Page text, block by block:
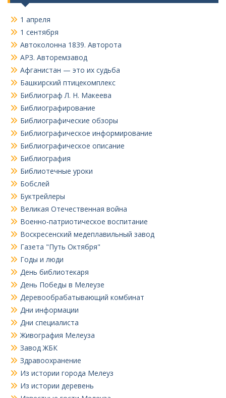
1 апреля
1 сентября
Автоколонна 1839. Авторота
АРЗ. Авторемзавод
Афганистан — это их судьба
Башкирский птицекомплекс
Библиограф Л. Н. Макеева
Библиографирование
Библиографические обзоры
Библиографическое информирование
Библиографическое описание
Библиография
Библиотечные уроки
Бобслей
Буктрейлеры
Великая Отечественная война
Военно-патриотическое воспитание
Воскресенский медеплавильный завод
Газета "Путь Октября"
Годы и люди
День библиотекаря
День Победы в Мелеузе
Деревообрабатывающий комбинат
Дни информации
Дни специалиста
Живография Мелеуза
Завод ЖБК
Здравоохранение
Из истории города Мелеуз
Из истории деревень